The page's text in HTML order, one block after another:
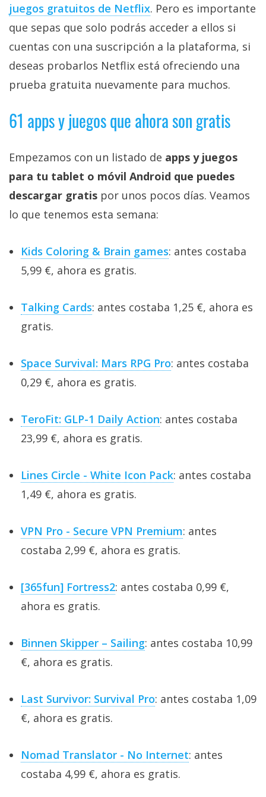
juegos gratuitos de Netflix‎. Pero es importante
que sepas que solo podrás acceder a ellos si
cuentas con una suscripción a la plataforma, si
deseas probarlos Netflix está ofreciendo una
prueba gratuita nuevamente para muchos.
61 apps y juegos que ahora son gratis
Empezamos con un listado de apps y juegos
para tu tablet o móvil Android que puedes
descargar gratis por unos pocos días. Veamos
lo que tenemos esta semana:
Kids Coloring & Brain games: antes costaba
5,99 €, ahora es gratis.
Talking Cards: antes costaba 1,25 €, ahora es
gratis.
Space Survival: Mars RPG Pro: antes costaba
0,29 €, ahora es gratis.
TeroFit: GLP-1 Daily Action: antes costaba
23,99 €, ahora es gratis.
Lines Circle - White Icon Pack: antes costaba
1,49 €, ahora es gratis.
VPN Pro - Secure VPN Premium: antes
costaba 2,99 €, ahora es gratis.
[365fun] Fortress2: antes costaba 0,99 €,
ahora es gratis.
Binnen Skipper – Sailing: antes costaba 10,99
€, ahora es gratis.
Last Survivor: Survival Pro: antes costaba 1,09
€, ahora es gratis.
Nomad Translator - No Internet: antes
costaba 4,99 €, ahora es gratis.